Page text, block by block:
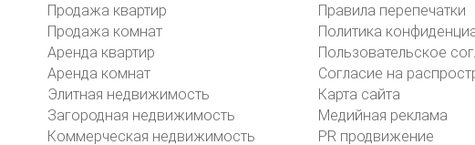
Продажа квартир
Продажа комнат
Аренда квартир
Аренда комнат
Элитная недвижимость
Загородная недвижимость
Коммерческая недвижимость
Правила перепечатки
Политика
Пользовательское
Согласие на
Карта сайта
Медийная реклама
PR продвижение